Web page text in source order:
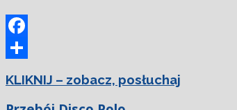
Facebook
KLIKNIJ – zobacz, posłuchaj